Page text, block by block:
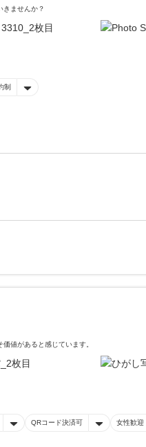
きませんか？
制
値があると感じています。
QRコード決済可 女性歓迎